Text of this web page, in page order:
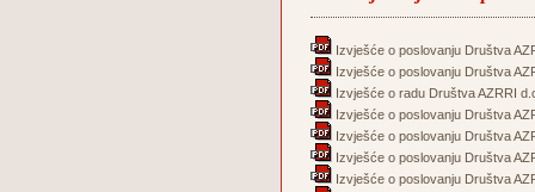
Izvješće o poslovanju Društva
Izvješće o poslovanju Društva
Izvješće o radu Društva AZRRI
Izvješće o poslovanju Društva
Izvješće o poslovanju Društva
Izvješće o poslovanju Društva
Izvješće o poslovanju Društva